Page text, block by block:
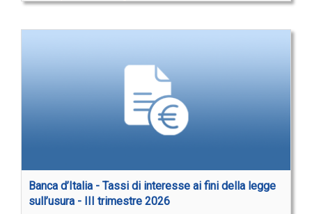
Banca d’Italia - Tassi di interesse ai fini della legge
sull’usura - III trimestre 2026